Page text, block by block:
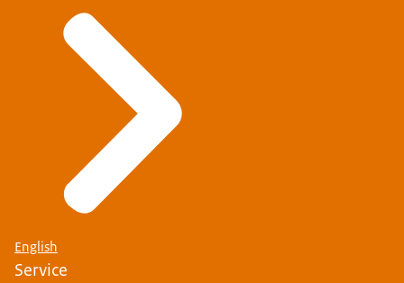
English
Service